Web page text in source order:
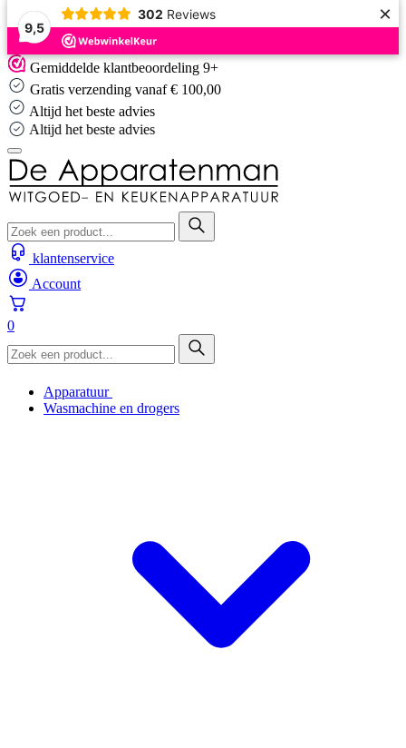
9,5
302 Reviews ×
Skip
to
content
Gemiddelde klantbeoordeling 9+
Gratis verzending vanaf € 100,00
Altijd het beste advies
Altijd het beste advies
klantenservice
Account
0
Apparatuur
Wasmachine en drogers